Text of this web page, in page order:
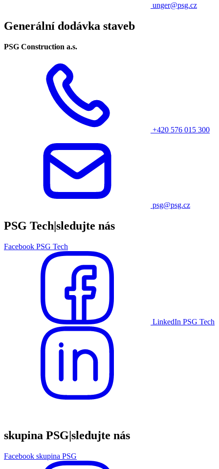
unger@psg.cz
Generální dodávka staveb
PSG Construction a.s.
+420 576 015 300
psg@psg.cz
PSG Tech|sledujte nás
Facebook PSG Tech
LinkedIn PSG Tech
skupina PSG|sledujte nás
Facebook skupina PSG